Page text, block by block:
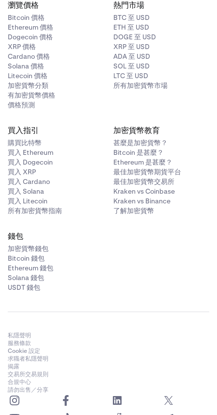
瀏覽價格
Bitcoin 價格
Ethereum 價格
Dogecoin 價格
XRP 價格
Cardano 價格
Solana 價格
Litecoin 價格
加密貨幣分類
有加密貨幣價格
價格預測
熱門市場
BTC 至 USD
ETH 至 USD
DOGE 至 USD
XRP 至 USD
ADA 至 USD
SOL 至 USD
LTC 至 USD
所有加密貨幣市場
買入指引
購買比特幣
買入 Ethereum
買入 Dogecoin
買入 XRP
買入 Cardano
買入 Solana
買入 Litecoin
所有加密貨幣指南
加密貨幣教育
甚麼是加密貨幣？
Bitcoin 是甚麼？
Ethereum 是甚麼？
最佳加密貨幣期貨平台
最佳加密貨幣交易所
Kraken vs Coinbase
Kraken vs Binance
了解加密貨幣
錢包
加密貨幣錢包
Bitcoin 錢包
Ethereum 錢包
Solana 錢包
USDT 錢包
私隱聲明
服務條款
Cookie 設定
求職者私隱聲明
揭露
交易所交易規則
合規中心
請勿出售／分享